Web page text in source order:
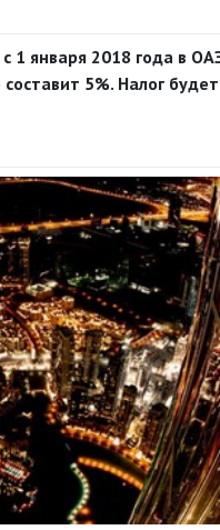
января 2018 года в
5%. Налог